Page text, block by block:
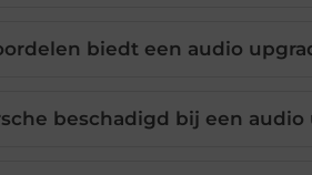
biedt een audio
beschadigd bij een audio